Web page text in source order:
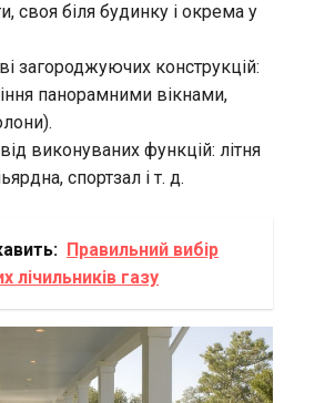
своя біля будинку і окрема у
загороджуючих конструкцій:
панорамними вікнами,
виконуваних функцій: літня
спортзал і т. д.
Правильний вибір
лічильників газу